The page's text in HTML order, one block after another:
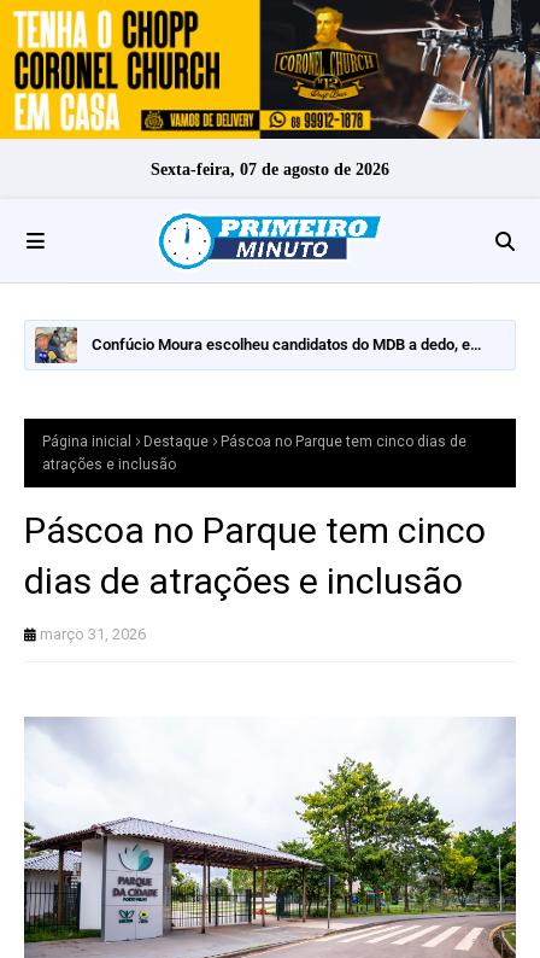
Sexta-feira, 07 de agosto de 2026
Confúcio Moura escolheu candidatos do MDB a dedo, e
Página inicial Destaque
Páscoa no Parque tem cinco dias de
atrações e inclusão
Páscoa no Parque tem cinco
dias de atrações e inclusão
março 31, 2026